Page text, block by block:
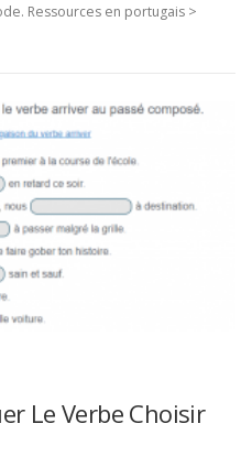
Ressources en portugais >
Le Verbe Choisir